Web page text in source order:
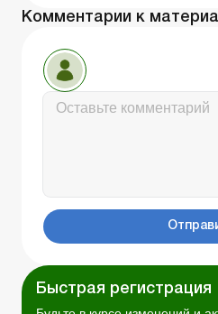
Комментарии к
Быстрая регистрация